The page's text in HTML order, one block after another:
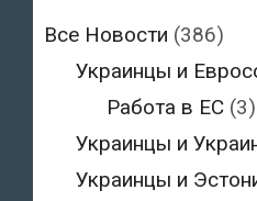
Все Новости (386)
Украинцы и
Работа в ЕС (3)
Украинцы и
Украинцы и